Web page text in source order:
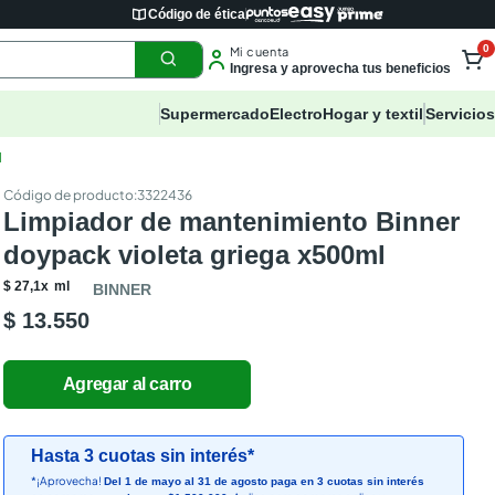
Código de ética
Mi cuenta
Ingresa y aprovecha tus beneficios
0
SupermercadoElectroHogar y textilServicios
:3322436
Limpiador de mantenimiento Binner
doypack violeta griega x500ml
$ 27,1x ml BINNER
$ 13.550
Hasta 3 cuotas sin interés*
*¡Aprovecha!Del 1 de mayo al 31 de agosto paga en 3 cuotas sin interés